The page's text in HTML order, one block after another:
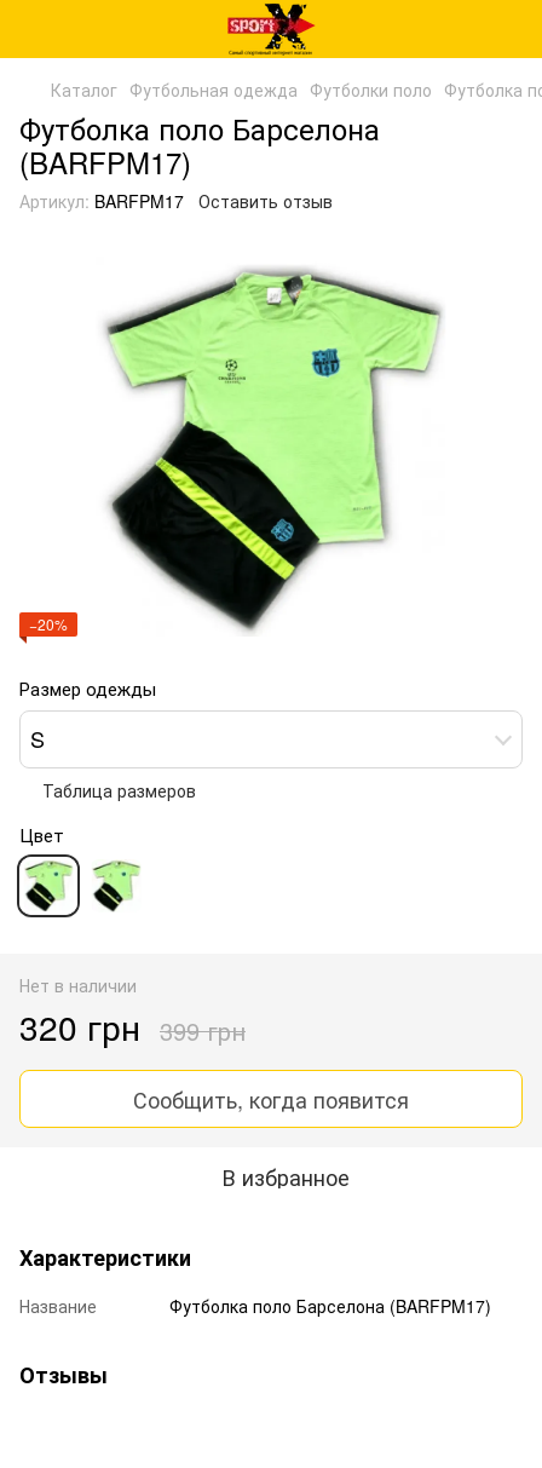
Каталог Футбольная одежда Футболки поло Футболка
Футболка поло Барселона
(BARFPM17)
Артикул: BARFPM17 Оставить отзыв
−20%
Размер одежды
S
Таблица размеров
Цвет
Нет в наличии
320 грн 399 грн
Сообщить, когда появится
В избранное
Характеристики
Название Футболка поло Барселона (BARFPM17)
Отзывы